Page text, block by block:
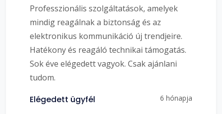
Professzionális szolgáltatások, amelyek
mindig reagálnak a biztonság és az
elektronikus kommunikáció új trendjeire.
Hatékony és reagáló technikai támogatás.
Sok éve elégedett vagyok. Csak ajánlani
tudom.
Elégedett ügyfél 6 hónapja